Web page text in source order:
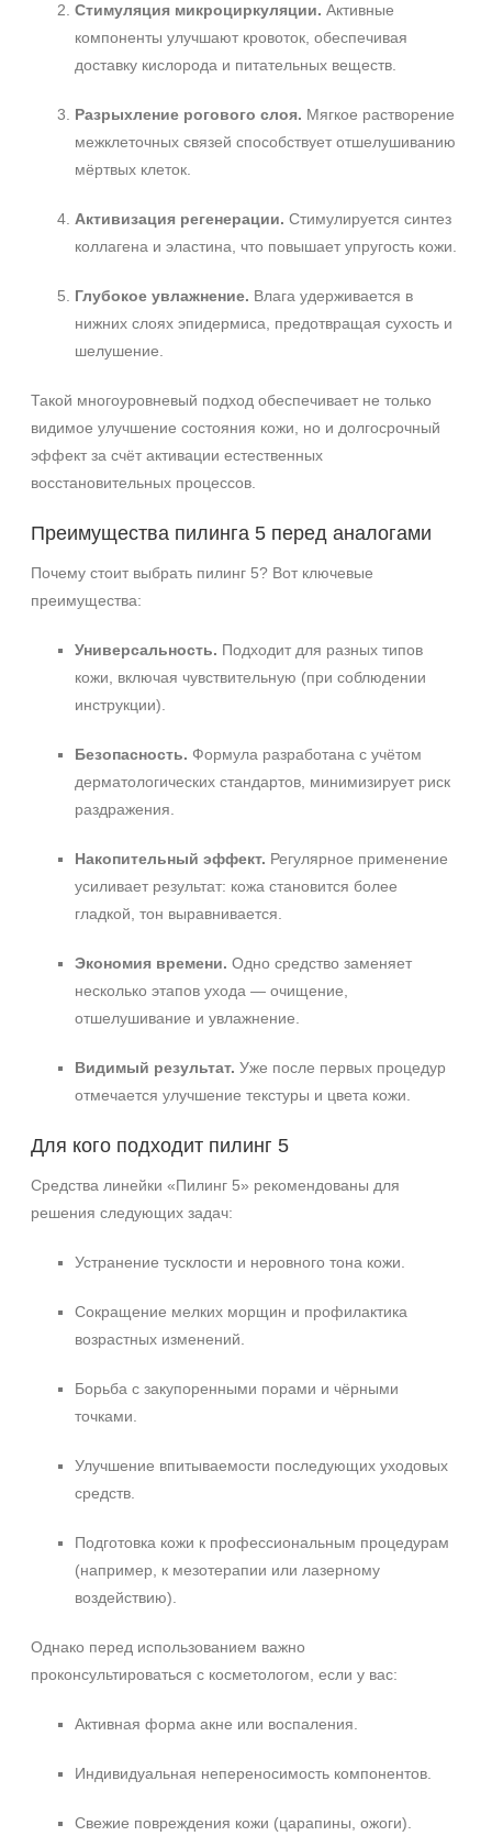
Стимуляция микроциркуляции. Активные
компоненты улучшают кровоток, обеспечивая
доставку кислорода и питательных веществ.
Разрыхление рогового слоя. Мягкое растворение
межклеточных связей способствует отшелушиванию
мёртвых клеток.
Активизация регенерации. Стимулируется синтез
коллагена и эластина, что повышает упругость кожи.
Глубокое увлажнение. Влага удерживается в
нижних слоях эпидермиса, предотвращая сухость и
шелушение.
Такой многоуровневый подход обеспечивает не только
видимое улучшение состояния кожи, но и долгосрочный
эффект за счёт активации естественных
восстановительных процессов.
Преимущества пилинга 5 перед аналогами
Почему стоит выбрать пилинг 5? Вот ключевые
преимущества:
Универсальность. Подходит для разных типов
кожи, включая чувствительную (при соблюдении
инструкции).
Безопасность. Формула разработана с учётом
дерматологических стандартов, минимизирует риск
раздражения.
Накопительный эффект. Регулярное применение
усиливает результат: кожа становится более
гладкой, тон выравнивается.
Экономия времени. Одно средство заменяет
несколько этапов ухода — очищение,
отшелушивание и увлажнение.
Видимый результат. Уже после первых процедур
отмечается улучшение текстуры и цвета кожи.
Для кого подходит пилинг 5
Средства линейки «Пилинг 5» рекомендованы для
решения следующих задач:
Устранение тусклости и неровного тона кожи.
Сокращение мелких морщин и профилактика
возрастных изменений.
Борьба с закупоренными порами и чёрными
точками.
Улучшение впитываемости последующих уходовых
средств.
Подготовка кожи к профессиональным процедурам
(например, к мезотерапии или лазерному
воздействию).
Однако перед использованием важно
проконсультироваться с косметологом, если у вас:
Активная форма акне или воспаления.
Индивидуальная непереносимость компонентов.
Свежие повреждения кожи (царапины, ожоги).